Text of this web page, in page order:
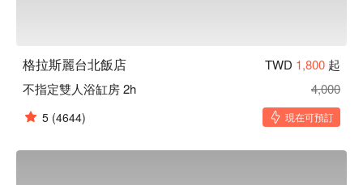
格拉斯麗台北飯店 TWD 1,800 起
不指定雙人浴缸房 2h
4,000
5 (4644) 現在可預訂